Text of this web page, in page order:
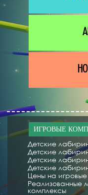
ИГРОВЫЕ
Детские
Детские
Детские
Детские
Цены на
Реализованные
комплексы